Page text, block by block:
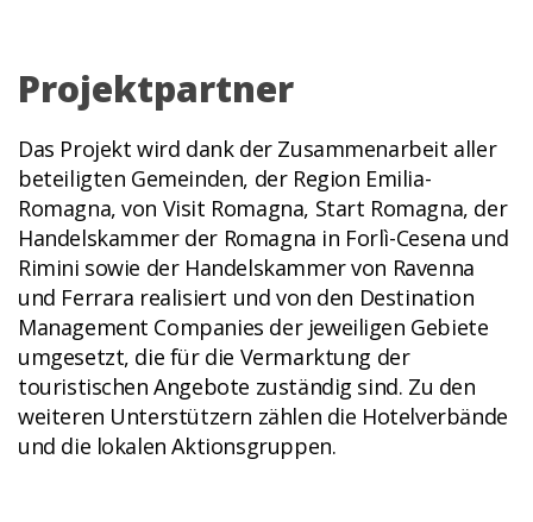
Projektpartner
Das Projekt wird dank der Zusammenarbeit aller
beteiligten Gemeinden, der Region Emilia-
Romagna, von Visit Romagna, Start Romagna, der
Handelskammer der Romagna in Forlì-Cesena und
Rimini sowie der Handelskammer von Ravenna
und Ferrara realisiert und von den Destination
Management Companies der jeweiligen Gebiete
umgesetzt, die für die Vermarktung der
touristischen Angebote zuständig sind. Zu den
weiteren Unterstützern zählen die Hotelverbände
und die lokalen Aktionsgruppen.